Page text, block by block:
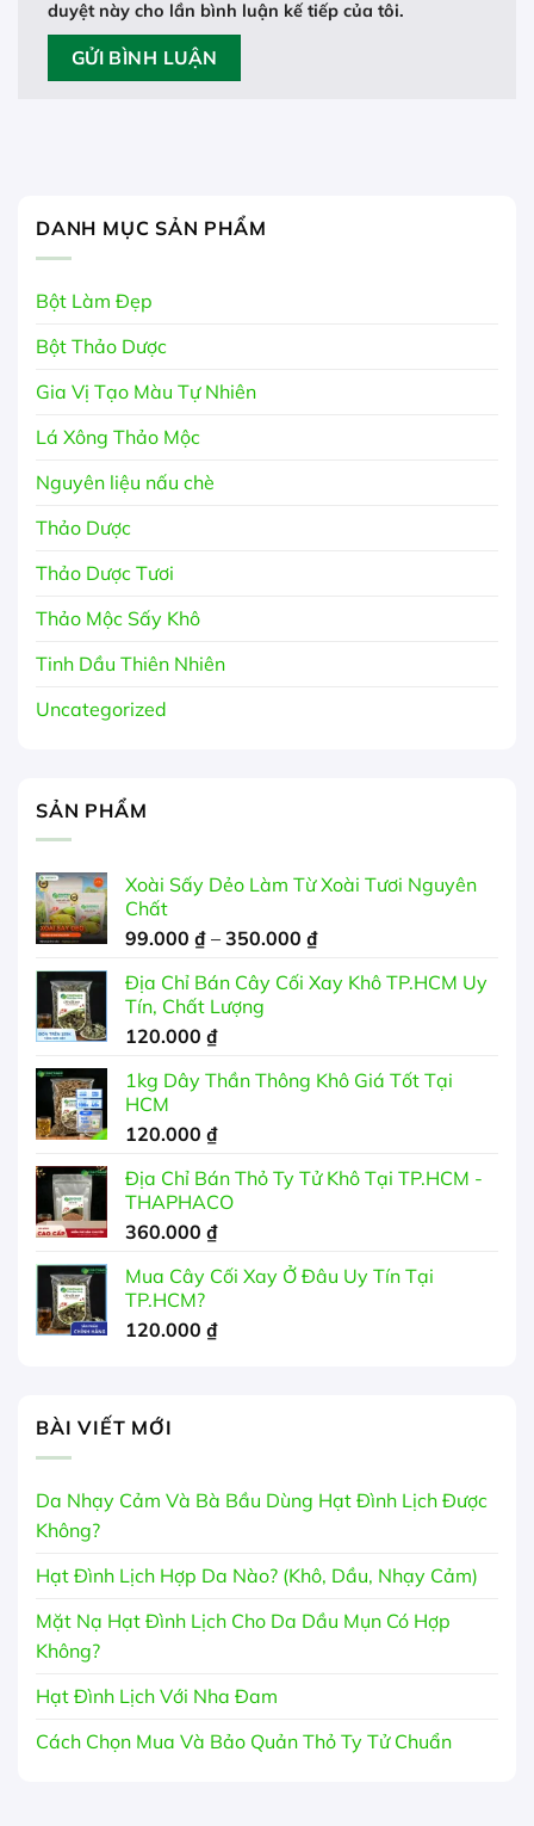
duyệt này cho lần bình luận kế tiếp của tôi.
DANH MỤC SẢN PHẨM
Bột Làm Đẹp
Bột Thảo Dược
Gia Vị Tạo Màu Tự Nhiên
Lá Xông Thảo Mộc
Nguyên liệu nấu chè
Thảo Dược
Thảo Dược Tươi
Thảo Mộc Sấy Khô
Tinh Dầu Thiên Nhiên
Uncategorized
SẢN PHẨM
Xoài Sấy Dẻo Làm Từ Xoài Tươi Nguyên
Chất
99.000 ₫ – 350.000 ₫Khoảng
từ
Địa Chỉ Bán Cây Cối Xay Khô TP.HCM Uy
Tín, Chất Lượng
120.000 ₫
1kg Dây Thần Thông Khô Giá Tốt Tại
HCM
120.000 ₫
Địa Chỉ Bán Thỏ Ty Tử Khô Tại TP.HCM -
THAPHACO
360.000 ₫
Mua Cây Cối Xay Ở Đâu Uy Tín Tại
TP.HCM?
120.000 ₫
BÀI VIẾT MỚI
Da Nhạy Cảm Và Bà Bầu Dùng Hạt Đình Lịch Được
Không?
Hạt Đình Lịch Hợp Da Nào? (Khô, Dầu, Nhạy Cảm)
Mặt Nạ Hạt Đình Lịch Cho Da Dầu Mụn Có Hợp
Không?
Hạt Đình Lịch Với Nha Đam
Cách Chọn Mua Và Bảo Quản Thỏ Ty Tử Chuẩn